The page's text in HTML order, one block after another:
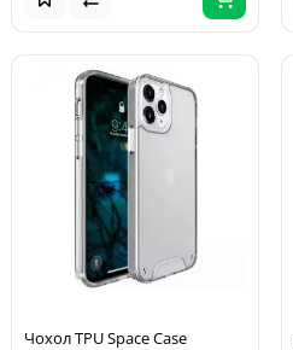
Чохол TPU Space Case